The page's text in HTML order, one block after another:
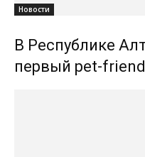
Новости
В Республике
первый pet-